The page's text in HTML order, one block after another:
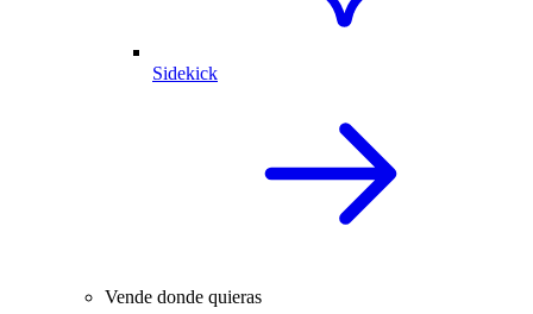
Sidekick
Vende donde quieras